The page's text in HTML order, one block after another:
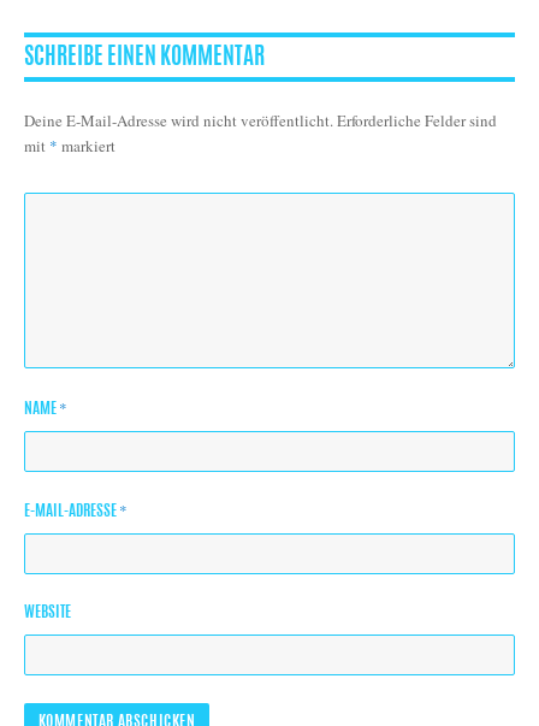
SCHREIBE EINEN KOMMENTAR
Deine E-Mail-Adresse wird nicht veröffentlicht.Erforderliche Felder sind
mit * markiert
NAME *
E-MAIL-ADRESSE *
WEBSITE